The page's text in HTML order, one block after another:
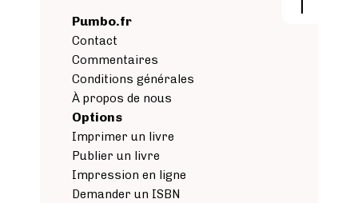
Pumbo.fr
Contact
Commentaires
Conditions générales
À propos de nous
Options
Imprimer un livre
Publier un livre
Impression en ligne
Demander un ISBN